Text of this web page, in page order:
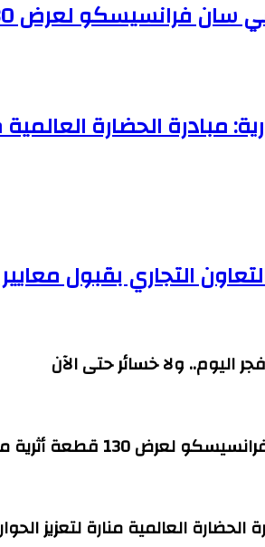
لعرض 130 قطعة أثرية مصرية نادرة
مبادرة الحضارة
التجاري بقبول
قطعة أثرية مصرية نادرة
الحضارة العالمية منارة لتعزيز